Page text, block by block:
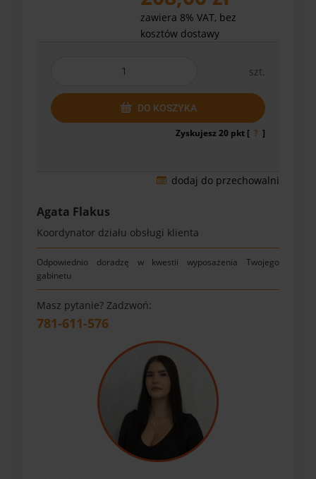
zawiera 8% VAT, bez
kosztów dostawy
szt.
DO KOSZYKA
Zyskujesz20 pkt [ ? ]
dodaj do przechowalni
Agata Flakus
Koordynator działu obsługi klienta
Odpowiednio doradzę w kwestii wyposażenia Twojego
gabinetu
Masz pytanie? Zadzwoń:
781-611-576